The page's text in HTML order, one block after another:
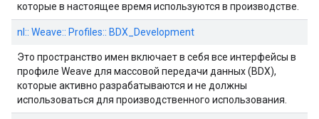
которые в настоящее время используются в производстве.
nl:: Weave:: Profiles:: BDX_Development
Это пространство имен включает в себя все интерфейсы в
профиле Weave для массовой передачи данных (BDX),
которые активно разрабатываются и не должны
использоваться для производственного использования.